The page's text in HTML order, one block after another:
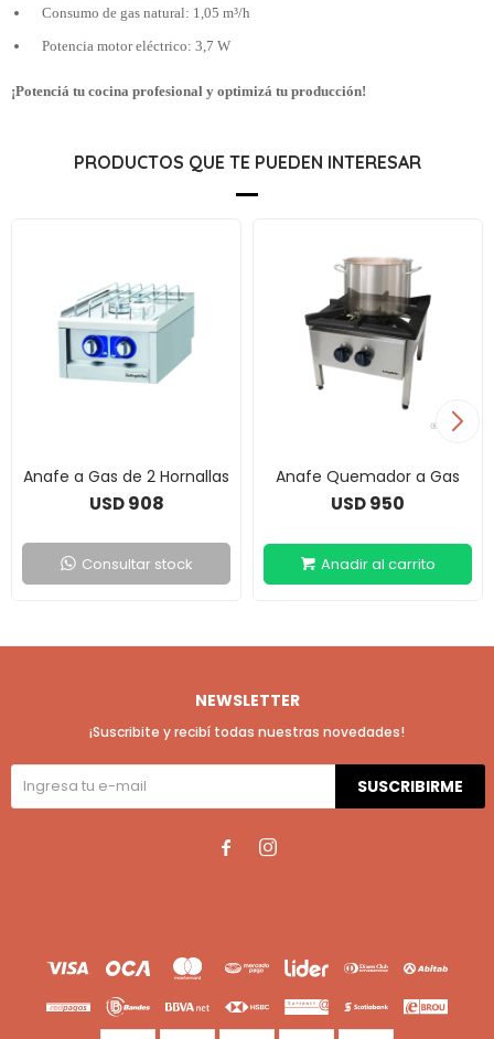
Consumo de gas natural: 1,05 m³/h
Potencia motor eléctrico: 3,7 W
¡Potenciá tu cocina profesional y optimizá tu producción!
PRODUCTOS QUE TE PUEDEN INTERESAR
Anafe a Gas de 2 Hornallas
USD 908
Consultar stock
Anafe Quemador a Gas
USD950
NEWSLETTER
¡Suscribite y recibí todas nuestras novedades!
SUSCRIBIRME
 